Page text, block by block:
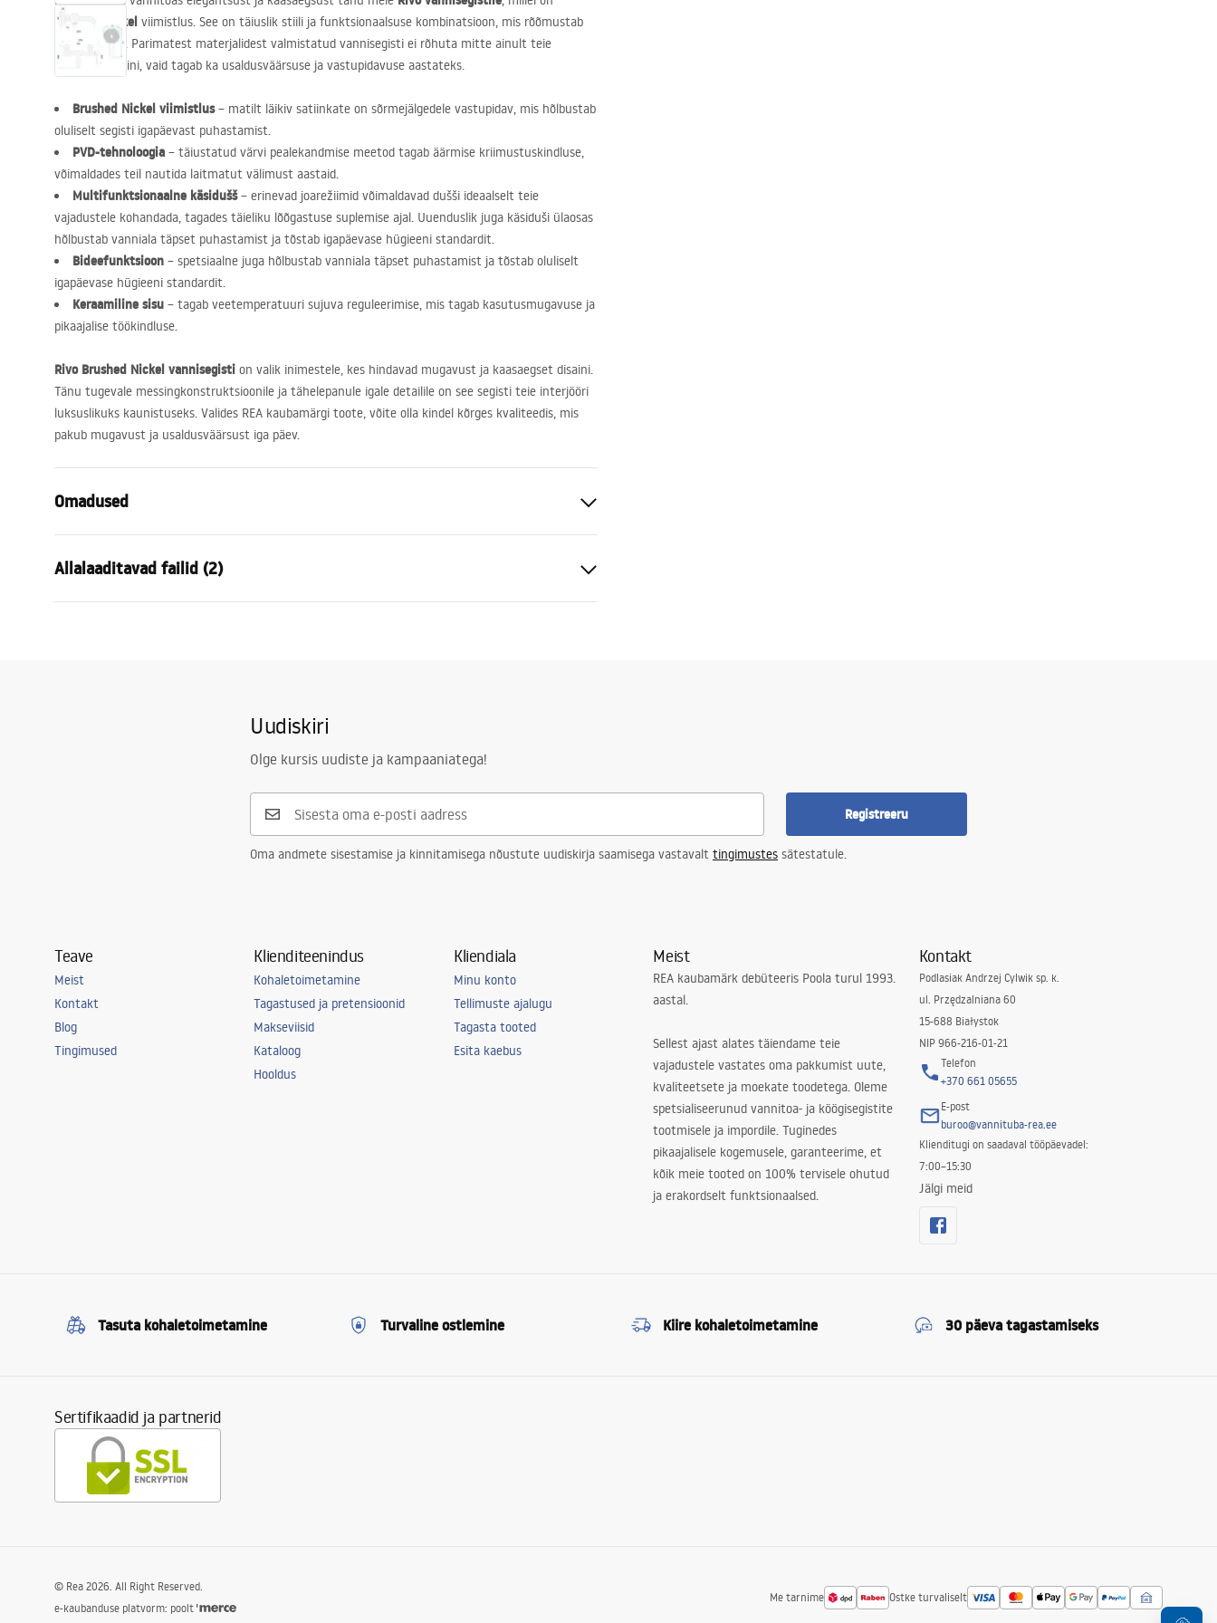
Brushed Nickel viimistlus. See on täiuslik stiili ja funktsionaalsuse kombinatsioon, mis rõõmustab
iga kasutajat. Parimatest materjalidest valmistatud vannisegisti ei rõhuta mitte ainult teie
vannitoa disaini, vaid tagab ka usaldusväärsuse ja vastupidavuse aastateks.
Brushed Nickel viimistlus– matilt läikiv satiinkate on sõrmejälgedele vastupidav, mis hõlbustab
oluliselt segisti igapäevast puhastamist.
PVD-tehnoloogia – täiustatud värvi pealekandmise meetod tagab äärmise kriimustuskindluse,
võimaldades teil nautida laitmatut välimust aastaid.
Multifunktsionaalne käsidušš– erinevad joarežiimid võimaldavad dušši ideaalselt teie
vajadustele kohandada, tagades täieliku lõõgastuse suplemise ajal. Uuenduslik juga käsiduši ülaosas
hõlbustab vanniala täpset puhastamist ja tõstab igapäevase hügieeni standardit.
Bideefunktsioon – spetsiaalne juga hõlbustab vanniala täpset puhastamist ja tõstab oluliselt
igapäevase hügieeni standardit.
Keraamiline sisu – tagab veetemperatuuri sujuva reguleerimise, mis tagab kasutusmugavuse ja
pikaajalise töökindluse.
Rivo Brushed Nickel vannisegisti on valik inimestele, kes hindavad mugavust ja kaasaegset disaini.
Tänu tugevale messingkonstruktsioonile ja tähelepanule igale detailile on see segisti teie interjööri
luksuslikuks kaunistuseks. Valides REA kaubamärgi toote, võite olla kindel kõrges kvaliteedis, mis
pakub mugavust ja usaldusväärsust iga päev.
Omadused
Paigaldusviis
Värv
Harjatud teras
PVD
150mm
5 aastat
Allalaaditavad failid (2)
Uudiskiri
Olge kursis uudiste ja kampaaniatega!
Registreeru
Oma andmete sisestamise ja kinnitamisega nõustute uudiskirja saamisega vastavalt tingimustes sätestatule.
Teave
Meist
Kontakt
Blog
Tingimused
Klienditeenindus
Kohaletoimetamine
Tagastused ja pretensioonid
Makseviisid
Kataloog
Hooldus
Kliendiala
Minu konto
Tellimuste ajalugu
Tagasta tooted
Esita kaebus
Meist
REA kaubamärk debüteeris Poola turul 1993.
aastal.
Sellest ajast alates täiendame teie
vajadustele vastates oma pakkumist uute,
kvaliteetsete ja moekate toodetega. Oleme
spetsialiseerunud vannitoa- ja köögisegistite
tootmisele ja impordile. Tuginedes
pikaajalisele kogemusele, garanteerime, et
kõik meie tooted on 100% tervisele ohutud
ja erakordselt funktsionaalsed.
Kontakt
Podlasiak Andrzej Cylwik sp. k.
ul. Przędzalniana 60
15-688 Białystok
NIP 966-216-01-21
Telefon
+370 661 05655
E-post
buroo@vannituba-rea.ee
Klienditugi on saadaval tööpäevadel:
7:00–15:30
Jälgi meid
Tasuta kohaletoimetamine Turvaline ostlemine Kiire kohaletoimetamine 30 päeva tagastamiseks
Sertifikaadid ja partnerid
Me tarnime Ostke turvaliselt
© Rea 2026. All Right Reserved.
e-kaubanduse platvorm: poolt